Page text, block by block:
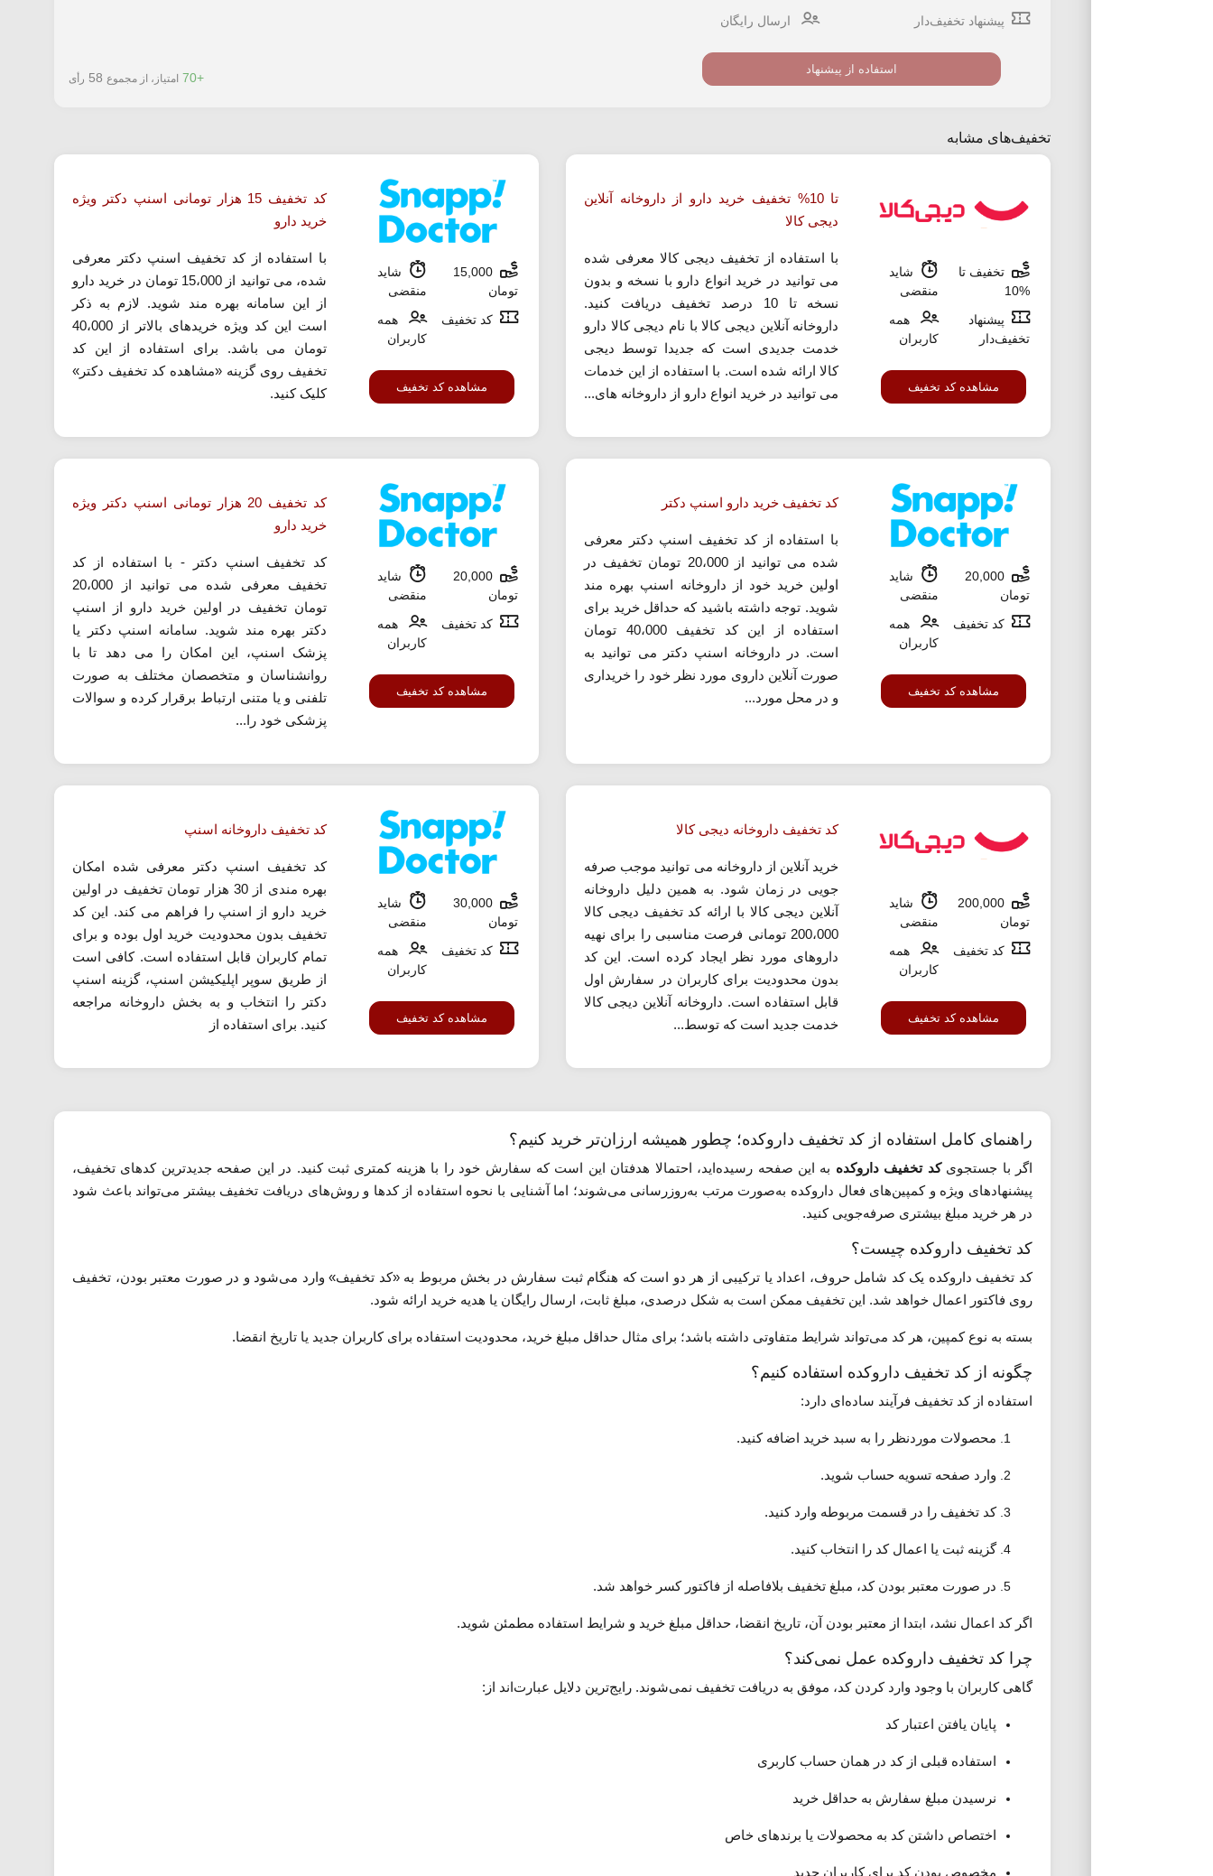
پیشنهاد تخفیف‌دار
ارسال رایگان
استفاده از پیشنهاد
+70 امتیاز، از مجموع 58 رأی
تخفیف‌های مشابه
تخفیف تا
%10
شاید
منقضی
پیشنهاد
تخفیف‌دار
همه
کاربران
مشاهده کد تخفیف
تا 10% تخفیف خرید دارو از داروخانه آنلاین
دیجی کالا
با استفاده از تخفیف دیجی کالا معرفی شده
می توانید در خرید انواع دارو با نسخه و بدون
نسخه تا 10 درصد تخفیف دریافت کنید.
داروخانه آنلاین دیجی کالا با نام دیجی کالا دارو
خدمت جدیدی است که جدیدا توسط دیجی
کالا ارائه شده است. با استفاده از این خدمات
می توانید در خرید انواع دارو از داروخانه های...
15,000
تومان
شاید
منقضی
کد تخفیف
همه
کاربران
مشاهده کد تخفیف
کد تخفیف 15 هزار تومانی اسنپ دکتر ویژه
خرید دارو
با استفاده از کد تخفیف اسنپ دکتر معرفی
شده، می توانید از 15،000 تومان در خرید دارو
از این سامانه بهره مند شوید. لازم به ذکر
است این کد ویژه خریدهای بالاتر از 40،000
تومان می باشد. برای استفاده از این کد
تخفیف روی گزینه «مشاهده کد تخفیف دکتر»
کلیک کنید.
20,000
تومان
شاید
منقضی
کد تخفیف
همه
کاربران
مشاهده کد تخفیف
کد تخفیف خرید دارو اسنپ دکتر
با استفاده از کد تخفیف اسنپ دکتر معرفی
شده می توانید از 20،000 تومان تخفیف در
اولین خرید خود از داروخانه اسنپ بهره مند
شوید. توجه داشته باشید که حداقل خرید برای
استفاده از این کد تخفیف 40،000 تومان
است. در داروخانه اسنپ دکتر می توانید به
صورت آنلاین داروی مورد نظر خود را خریداری
و در محل مورد...
20,000
تومان
شاید
منقضی
کد تخفیف
همه
کاربران
مشاهده کد تخفیف
کد تخفیف 20 هزار تومانی اسنپ دکتر ویژه
خرید دارو
کد تخفیف اسنپ دکتر - با استفاده از کد
تخفیف معرفی شده می توانید از 20،000
تومان تخفیف در اولین خرید دارو از اسنپ
دکتر بهره مند شوید. سامانه اسنپ دکتر یا
پزشک اسنپ، این امکان را می دهد تا با
روانشناسان و متخصصان مختلف به صورت
تلفنی و یا متنی ارتباط برقرار کرده و سوالات
پزشکی خود را...
200,000
تومان
شاید
منقضی
کد تخفیف
همه
کاربران
مشاهده کد تخفیف
کد تخفیف داروخانه دیجی کالا
خرید آنلاین از داروخانه می توانید موجب صرفه
جویی در زمان شود. به همین دلیل داروخانه
آنلاین دیجی کالا با ارائه کد تخفیف دیجی کالا
200،000 تومانی فرصت مناسبی را برای نهیه
داروهای مورد نظر ایجاد کرده است. این کد
بدون محدودیت برای کاربران در سفارش اول
قابل استفاده است. داروخانه آنلاین دیجی کالا
خدمت جدید است که توسط...
30,000
تومان
شاید
منقضی
کد تخفیف
همه
کاربران
مشاهده کد تخفیف
کد تخفیف داروخانه اسنپ
کد تخفیف اسنپ دکتر معرفی شده امکان
بهره مندی از 30 هزار تومان تخفیف در اولین
خرید دارو از اسنپ را فراهم می کند. این کد
تخفیف بدون محدودیت خرید اول بوده و برای
تمام کاربران قابل استفاده است. کافی است
از طریق سوپر اپلیکیشن اسنپ، گزینه اسنپ
دکتر را انتخاب و به بخش داروخانه مراجعه
کنید. برای استفاده از
راهنمای کامل استفاده از کد تخفیف داروکده؛ چطور همیشه ارزان‌تر خرید کنیم؟
اگر با جستجویکد تخفیف داروکده به این صفحه رسیده‌اید، احتمالا هدفتان این است که سفارش خود را با هزینه کمتری ثبت کنید. در این صفحه جدیدترین کدهای تخفیف،
پیشنهادهای ویژه و کمپین‌های فعال داروکده به‌صورت مرتب به‌روزرسانی می‌شوند؛ اما آشنایی با نحوه استفاده از کدها و روش‌های دریافت تخفیف بیشتر می‌تواند باعث شود
در هر خرید مبلغ بیشتری صرفه‌جویی کنید.
کد تخفیف داروکده چیست؟
کد تخفیف داروکده یک کد شامل حروف، اعداد یا ترکیبی از هر دو است که هنگام ثبت سفارش در بخش مربوط به «کد تخفیف» وارد می‌شود و در صورت معتبر بودن، تخفیف
روی فاکتور اعمال خواهد شد. این تخفیف ممکن است به شکل درصدی، مبلغ ثابت، ارسال رایگان یا هدیه خرید ارائه شود.
بسته به نوع کمپین، هر کد می‌تواند شرایط متفاوتی داشته باشد؛ برای مثال حداقل مبلغ خرید، محدودیت استفاده برای کاربران جدید یا تاریخ انقضا.
چگونه از کد تخفیف داروکده استفاده کنیم؟
استفاده از کد تخفیف فرآیند ساده‌ای دارد:
محصولات موردنظر را به سبد خرید اضافه کنید.
وارد صفحه تسویه حساب شوید.
کد تخفیف را در قسمت مربوطه وارد کنید.
گزینه ثبت یا اعمال کد را انتخاب کنید.
در صورت معتبر بودن کد، مبلغ تخفیف بلافاصله از فاکتور کسر خواهد شد.
اگر کد اعمال نشد، ابتدا از معتبر بودن آن، تاریخ انقضا، حداقل مبلغ خرید و شرایط استفاده مطمئن شوید.
چرا کد تخفیف داروکده عمل نمی‌کند؟
گاهی کاربران با وجود وارد کردن کد، موفق به دریافت تخفیف نمی‌شوند. رایج‌ترین دلایل عبارت‌اند از:
پایان یافتن اعتبار کد
استفاده قبلی از کد در همان حساب کاربری
نرسیدن مبلغ سفارش به حداقل خرید
اختصاص داشتن کد به محصولات یا برندهای خاص
مخصوص بودن کد برای کاربران جدید